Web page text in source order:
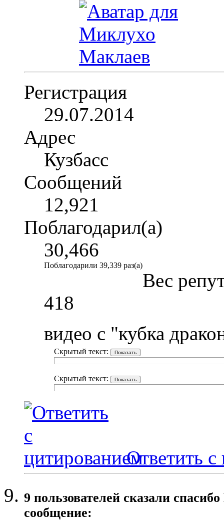
Регистрация
29.07.2014
Адрес
Кузбасс
Сообщений
12,921
Поблагодарил(а)
30,466
Поблагодарили 39,339 раз(а)
Вес
418
видео с "кубка
Скрытый текст:
Скрытый текст:
Ответить с
9 пользователей сказали
сообщение: